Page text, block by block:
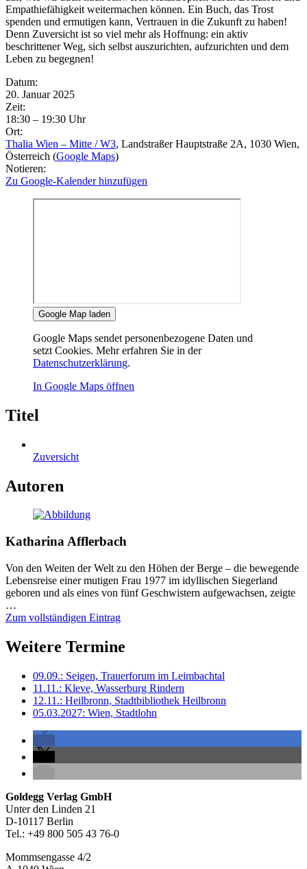
Empathiefähigkeit weitermachen können. Ein Buch, das Trost
spenden und ermutigen kann, Vertrauen in die Zukunft zu haben!
Denn Zuversicht ist so viel mehr als Hoffnung: ein aktiv
beschrittener Weg, sich selbst auszurichten, aufzurichten und dem
Leben zu begegnen!
Eventdetails
Datum:
20. Januar 2025
Zeit:
18:30 – 19:30 Uhr
Ort:
Thalia Wien – Mitte / W3, Landstraßer Hauptstraße 2A, 1030 Wien,
Österreich (Google Maps)
Notieren:
Zu Google-Kalender hinzufügen
Google Map laden
Google Maps sendet personenbezogene Daten und
setzt Cookies. Mehr erfahren Sie in der
Datenschutzerklärung.
In Google Maps öffnen
Titel
Zuversicht
Autoren
Katharina Afflerbach
Von den Weiten der Welt zu den Höhen der Berge – die bewegende
Lebensreise einer mutigen Frau 1977 im idyllischen Siegerland
geboren und als eines von fünf Geschwistern aufgewachsen, zeigte
…
Zum vollständigen Eintrag
Weitere Termine
09.09.: Seigen, Trauerforum im Leimbachtal
11.11.: Kleve, Wasserburg Rindern
12.11.: Heilbronn, Stadtbibliothek Heilbronn
05.03.2027: Wien, Stadtlohn
Seitenleiste
Footer-
Section
Goldegg Verlag GmbH
Unter den Linden 21
D-10117 Berlin
Tel.: +49 800 505 43 76-0
Mommsengasse 4/2